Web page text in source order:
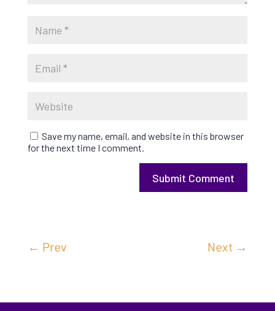
Save my name, email, and website in this browser
for the next time I comment.
Submit Comment
← Prev Next →